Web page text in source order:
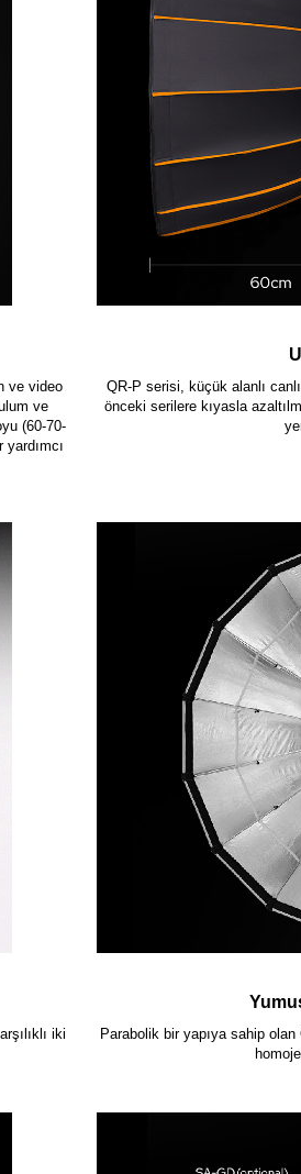
ve video
ve
(60-70-
QR-P serisi, küçük alanlı
önceki serilere kıyasla
iki
Parabolik bir yapıya sahip olan